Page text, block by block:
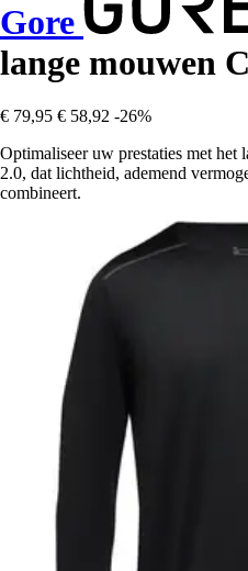
Gore
lange mouwen
€ 79,95 € 58,92 -26%
Optimaliseer uw prestaties met het
2.0, dat lichtheid, ademend
combineert.